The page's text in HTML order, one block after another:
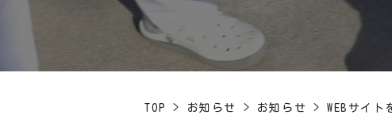
TOP > お知らせ > お知らせ >WEBサイ